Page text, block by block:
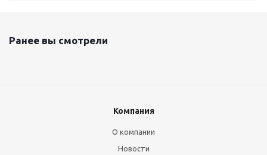
Ранее вы смотрели
Компания
О компании
Новости